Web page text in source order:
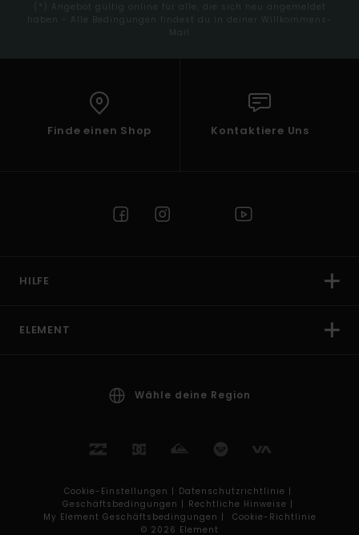
(*) Angebot gültig online für alle, die sich neu angemeldet
haben - Alle Bedingungen findest du in deiner Willkommens-
Mail
Finde einen Shop Kontaktiere Uns
HILFE
ELEMENT
Wähle deine Region
Cookie-Einstellungen | Datenschutzrichtlinie |
Geschäftsbedingungen | Rechtliche Hinweise |
My Element Geschäftsbedingungen |
Cookie-Richtlinie
© 2026 Element